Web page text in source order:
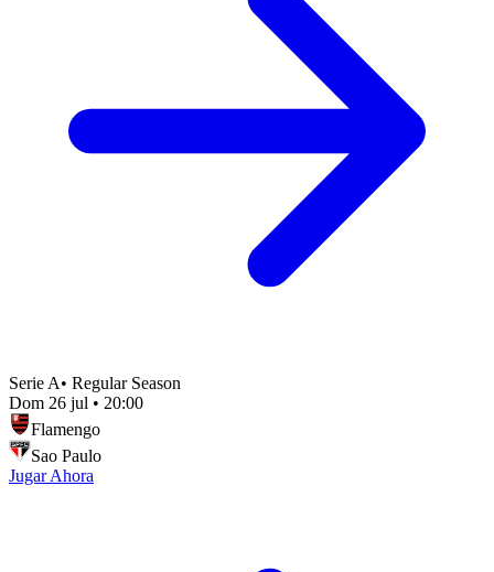
Serie A• Regular Season
Dom 26 jul • 20:00
Flamengo
Sao Paulo
Jugar Ahora